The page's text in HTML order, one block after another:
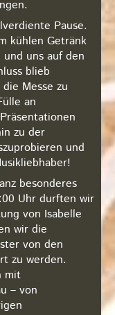
Pause.
kühlen Getränk
uns auf den
blieb
Messe zu
an
zu der
und
besonderes
Uhr durften wir
von Isabelle
wir die
von den
zu werden.
mit
– von